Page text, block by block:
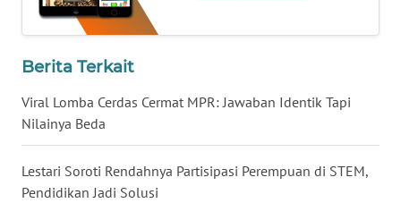
Berita Terkait
Viral Lomba Cerdas Cermat MPR: Jawaban Identik Tapi
Nilainya Beda
Lestari Soroti Rendahnya Partisipasi Perempuan di STEM,
Pendidikan Jadi Solusi
WN
NUSANTARA
WN
JOGJA
WN
JATIM